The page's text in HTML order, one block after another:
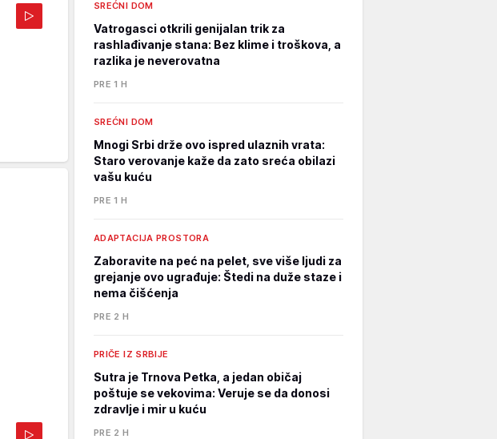
SREĆNI DOM
Vatrogasci otkrili genijalan trik za
rashlađivanje stana: Bez klime i troškova, a
razlika je neverovatna
PRE 1 H
SREĆNI DOM
Mnogi Srbi drže ovo ispred ulaznih vrata:
Staro verovanje kaže da zato sreća obilazi
vašu kuću
PRE 1 H
ADAPTACIJA PROSTORA
Zaboravite na peć na pelet, sve više ljudi za
grejanje ovo ugrađuje: Štedi na duže staze i
nema čišćenja
PRE 2 H
PRIČE IZ SRBIJE
Sutra je Trnova Petka, a jedan običaj
poštuje se vekovima: Veruje se da donosi
zdravlje i mir u kuću
PRE 2 H